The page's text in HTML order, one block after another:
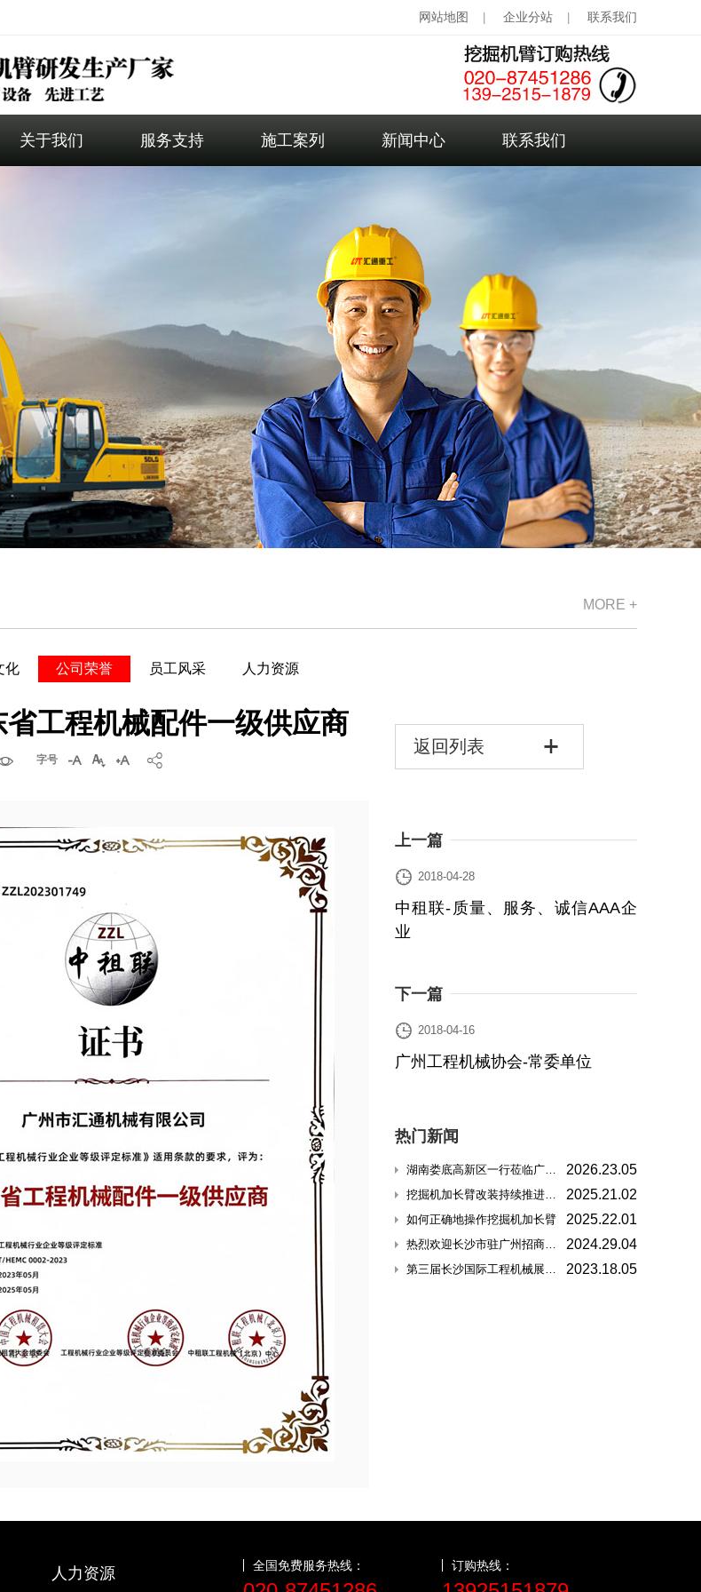
网站地图 企业分站 联系我们
关于我们 服务支持 施工案列 新闻中心 联系我们
MORE +
化 公司荣誉 员工风采 人力资源
工程机械配件一级供应商
字号    
返回列表 
上一篇
 2018-04-28
中租联-质量、服务、诚信AAA企
业
下一篇
 2018-04-16
广州工程机械协会-常委单位
热门新闻
湖南娄底高新区一行莅临广东汇通重工考察工程机械产业 2026.23.05
挖掘机加长臂改装持续推进退耕还湿项目 2025.21.02
如何正确地操作挖掘机加长臂 2025.22.01
热烈欢迎长沙市驻广州招商专班及长沙市制造业发展促进中心领导一行莅临汇通重工 2024.29.04
第三届长沙国际工程机械展会和中租联中国工程机械租赁大会在长沙隆重召开，汇通重工荣获《工程机械行业一级企业》荣誉称号 2023.18.05
人力资源 全国免费服务热线： 订购热线：